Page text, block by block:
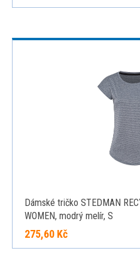
Dámské tričko STEDMAN
WOMEN, modrý melír, S
275,60 Kč